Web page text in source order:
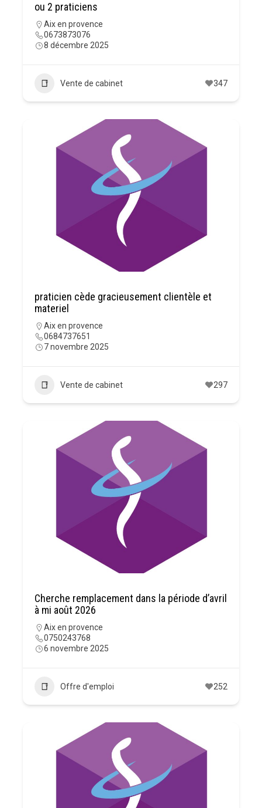
ou 2 praticiens
Aix en provence
0673873076
8 décembre 2025
Vente de cabinet 347
praticien cède gracieusement clientèle et
materiel
Aix en provence
0684737651
7 novembre 2025
Vente de cabinet 297
Cherche remplacement dans la période d’avril
à mi août 2026
Aix en provence
0750243768
6 novembre 2025
Offre d'emploi 252